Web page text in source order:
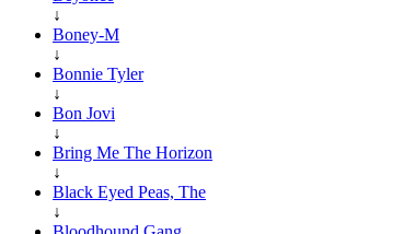
↓
Boney-M
↓
Bonnie Tyler
↓
Bon Jovi
↓
Bring Me The Horizon
↓
Black Eyed Peas, The
↓